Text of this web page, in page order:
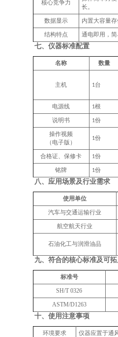
核心竞争力
长。
数据显示
内置大容量
结构特点
通电即用，
七、 仪器标准配置
名称 数量
主机 1台
电源线 1根
说明书
1份
操作视频
（电子版）
1份
合格证、保修卡 1份
铭牌
1份
八、 应用场景及行业需求
使用单位
汽车与交通运输行业
航空航天行业
石油化工与润滑油品
九、 符合的核心标准及可
标准号
SH/T 0326
ASTM/D1263
十、 使用注意事项
环境要求 仪器应置于通